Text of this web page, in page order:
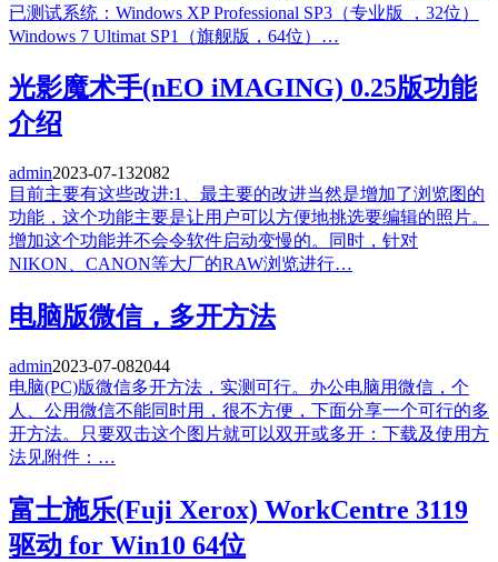
已测试系统：Windows XP Professional SP3（专业版 ，32位）
Windows 7 Ultimat SP1（旗舰版，64位）…
光影魔术手(nEO iMAGING) 0.25版功能
介绍
admin2023-07-132082
目前主要有这些改进:1、最主要的改进当然是增加了浏览图的
功能，这个功能主要是让用户可以方便地挑选要编辑的照片。
增加这个功能并不会令软件启动变慢的。同时，针对
NIKON、CANON等大厂的RAW浏览进行…
电脑版微信，多开方法
admin2023-07-082044
电脑(PC)版微信多开方法，实测可行。办公电脑用微信，个
人、公用微信不能同时用，很不方便，下面分享一个可行的多
开方法。只要双击这个图片就可以双开或多开：下载及使用方
法见附件：…
富士施乐(Fuji Xerox) WorkCentre 3119
驱动 for Win10 64位